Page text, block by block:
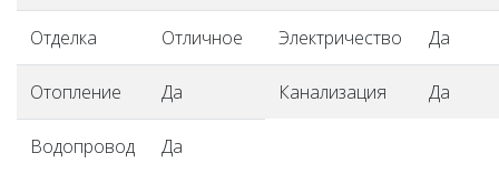
Отделка Отличное Электричество Да
Отопление Да Канализация Да
Водопровод Да